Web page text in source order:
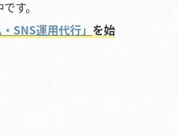
す。
SNS運用代行」 を始